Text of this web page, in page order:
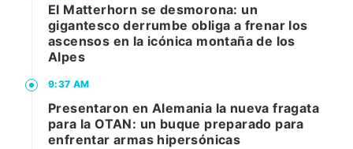
El Matterhorn se desmorona: un
gigantesco derrumbe obliga a frenar los
ascensos en la icónica montaña de los
Alpes
9:37 AM
Presentaron en Alemania la nueva fragata
para la OTAN: un buque preparado para
enfrentar armas hipersónicas